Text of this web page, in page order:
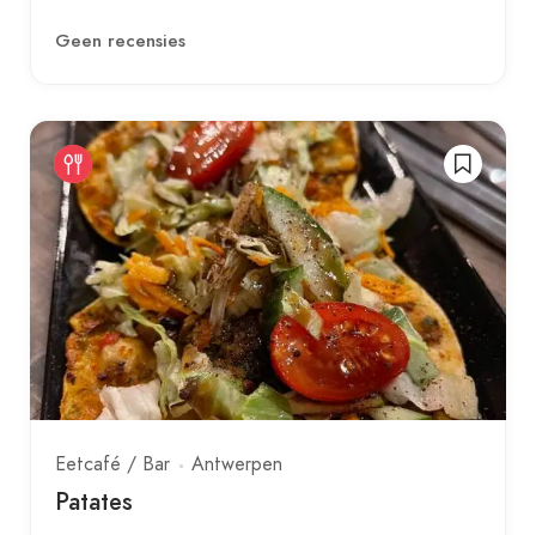
Geen recensies
Eetcafé / Bar Antwerpen
Patates